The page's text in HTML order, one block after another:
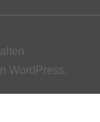
WordPress.